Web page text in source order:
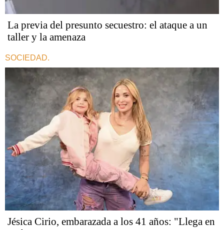
La previa del presunto secuestro: el ataque a un
taller y la amenaza
SOCIEDAD.
Jésica Cirio, embarazada a los 41 años: "Llega en